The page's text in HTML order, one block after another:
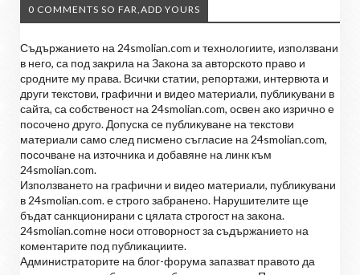
0 COMMENTS SO FAR,ADD YOURS
Съдържанието на 24smolian.com и технологиите, използвани
в него, са под закрила на Закона за авторското право и
сродните му права. Всички статии, репортажи, интервюта и
други текстови, графични и видео материали, публикувани в
сайта, са собственост на 24smolian.com, освен ако изрично е
посочено друго. Допуска се публикуване на текстови
материали само след писмено съгласие на 24smolian.com,
посочване на източника и добавяне на линк към
24smolian.com.
Използването на графични и видео материали, публикувани
в 24smolian.com. е строго забранено. Нарушителите ще
бъдат санкционирани с цялата строгост на закона.
24smolian.comне носи отговорност за съдържанието на
коментарите под публикациите.
Администраторите на блог-форума запазват правото да